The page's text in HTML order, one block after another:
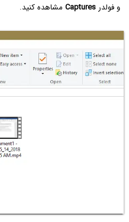
و فولدر Captures مشاهده کنید.